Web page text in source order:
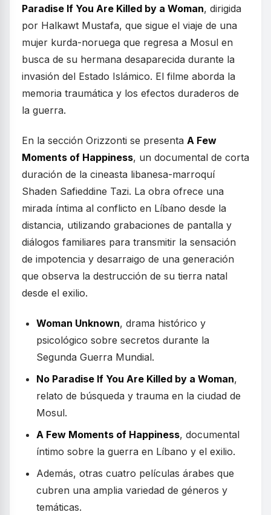
Paradise If You Are Killed by a Woman, dirigida
por Halkawt Mustafa, que sigue el viaje de una
mujer kurda-noruega que regresa a Mosul en
busca de su hermana desaparecida durante la
invasión del Estado Islámico. El filme aborda la
memoria traumática y los efectos duraderos de
la guerra.
En la sección Orizzonti se presenta A Few
Moments of Happiness, un documental de corta
duración de la cineasta libanesa-marroquí
Shaden Safieddine Tazi. La obra ofrece una
mirada íntima al conflicto en Líbano desde la
distancia, utilizando grabaciones de pantalla y
diálogos familiares para transmitir la sensación
de impotencia y desarraigo de una generación
que observa la destrucción de su tierra natal
desde el exilio.
Woman Unknown, drama histórico y
psicológico sobre secretos durante la
Segunda Guerra Mundial.
No Paradise If You Are Killed by a Woman,
relato de búsqueda y trauma en la ciudad de
Mosul.
A Few Moments of Happiness, documental
íntimo sobre la guerra en Líbano y el exilio.
Además, otras cuatro películas árabes que
cubren una amplia variedad de géneros y
temáticas.